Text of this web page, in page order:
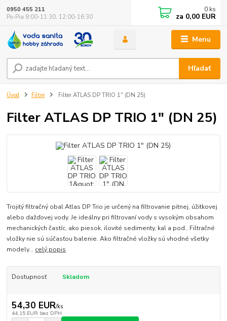
Menu
Hľadať
0950 455 211
Po-Pia 8:00-11:30, 12:00-16:30
0 ks
za 0,00 EUR
Úvod Filtre Filter ATLAS DP TRIO 1" (DN 25)
Filter ATLAS DP TRIO 1" (DN 25)
Trojitý filtračný obal Atlas DP Trio je určený na filtrovanie pitnej, úžitkovej
alebo dažďovej vody. Je ideálny pri filtrovaní vody s vysokým obsahom
mechanických častíc, ako piesok, ilovité sedimenty, kal a pod.. Filtračné
vložky nie sú súčasťou balenie. Ako filtračné vložky sú vhodné všetky
modely... celý popis
Dostupnosť Skladom
54,30 EUR/ks
44,15 EUR bez DPH